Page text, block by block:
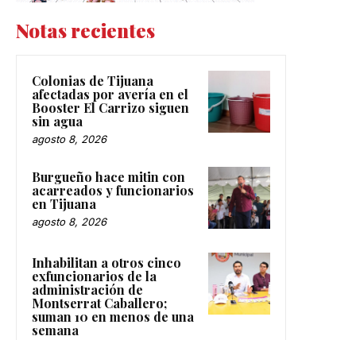
Notas recientes
Colonias de Tijuana
afectadas por avería en el
Booster El Carrizo siguen
sin agua
agosto 8, 2026
Burgueño hace mitin con
acarreados y funcionarios
en Tijuana
agosto 8, 2026
Inhabilitan a otros cinco
exfuncionarios de la
administración de
Montserrat Caballero;
suman 10 en menos de una
semana